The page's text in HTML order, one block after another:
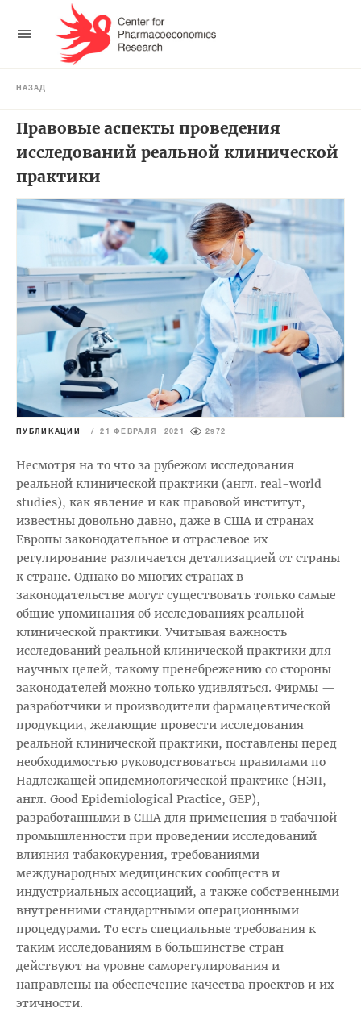
НАЗАД
Правовые аспекты проведения
исследований реальной клинической
практики
ПУБЛИКАЦИИ / 21 ФЕВРАЛЯ 2021 2972
Несмотря на то что за рубежом исследования
реальной клинической практики (англ. real-world
studies), как явление и как правовой институт,
известны довольно давно, даже в США и странах
Европы законодательное и отраслевое их
регулирование различается детализацией от страны
к стране. Однако во многих странах в
законодательстве могут существовать только самые
общие упоминания об исследованиях реальной
клинической практики. Учитывая важность
исследований реальной клинической практики для
научных целей, такому пренебрежению со стороны
законодателей можно только удивляться. Фирмы —
разработчики и производители фармацевтической
продукции, желающие провести исследования
реальной клинической практики, поставлены перед
необходимостью руководствоваться правилами по
Надлежащей эпидемиологической практике (НЭП,
англ. Good Epidemiological Practice, GEP),
разработанными в США для применения в табачной
промышленности при проведении исследований
влияния табакокурения, требованиями
международных медицинских сообществ и
индустриальных ассоциаций, а также собственными
внутренними стандартными операционными
процедурами. То есть специальные требования к
таким исследованиям в большинстве стран
действуют на уровне саморегулирования и
направлены на обеспечение качества проектов и их
этичности.